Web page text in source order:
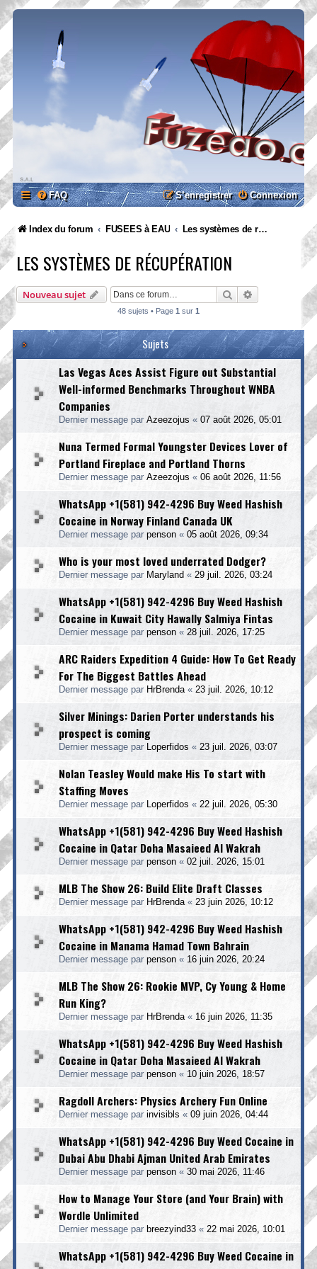
FAQ Connexion
S’enregistrer
Index du forum FUSEES à EAU Les systèmes de récupération
LES SYSTÈMES DE RÉCUPÉRATION
Nouveau sujet RechercherRecherche
48 sujets • Page 1 sur 1
Sujets
Las Vegas Aces Assist Figure out Substantial
Well-informed Benchmarks Throughout WNBA
Companies
Dernier message par Azeezojus « 07 août 2026, 05:01
Nuna Termed Formal Youngster Devices Lover of
Portland Fireplace and Portland Thorns
Dernier message par Azeezojus « 06 août 2026, 11:56
WhatsApp +1(581) 942-4296 Buy Weed Hashish
Cocaine in Norway Finland Canada UK
Dernier message par penson « 05 août 2026, 09:34
Who is your most loved underrated Dodger?
Dernier message par Maryland « 29 juil. 2026, 03:24
WhatsApp +1(581) 942-4296 Buy Weed Hashish
Cocaine in Kuwait City Hawally Salmiya Fintas
Dernier message par penson « 28 juil. 2026, 17:25
ARC Raiders Expedition 4 Guide: How To Get Ready
For The Biggest Battles Ahead
Dernier message par HrBrenda« 23 juil. 2026, 10:12
Silver Minings: Darien Porter understands his
prospect is coming
Dernier message par Loperfidos « 23 juil. 2026, 03:07
Nolan Teasley Would make His To start with
Staffing Moves
Dernier message par Loperfidos « 22 juil. 2026, 05:30
WhatsApp +1(581) 942-4296 Buy Weed Hashish
Cocaine in Qatar Doha Masaieed Al Wakrah
Dernier message par penson « 02 juil. 2026, 15:01
MLB The Show 26: Build Elite Draft Classes
Dernier message par HrBrenda« 23 juin 2026, 10:12
WhatsApp +1(581) 942-4296 Buy Weed Hashish
Cocaine in Manama Hamad Town Bahrain
Dernier message par penson « 16 juin 2026, 20:24
MLB The Show 26: Rookie MVP, Cy Young & Home
Run King?
Dernier message par HrBrenda« 16 juin 2026, 11:35
WhatsApp +1(581) 942-4296 Buy Weed Hashish
Cocaine in Qatar Doha Masaieed Al Wakrah
Dernier message par penson « 10 juin 2026, 18:57
Ragdoll Archers: Physics Archery Fun Online
Dernier message par invisibls « 09 juin 2026, 04:44
WhatsApp +1(581) 942-4296 Buy Weed Cocaine in
Dubai Abu Dhabi Ajman United Arab Emirates
Dernier message par penson « 30 mai 2026, 11:46
How to Manage Your Store (and Your Brain) with
Wordle Unlimited
Dernier message par breezyind33 « 22 mai 2026, 10:01
WhatsApp +1(581) 942-4296 Buy Weed Cocaine in